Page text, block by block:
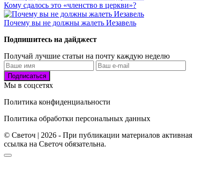
Кому сдалось это «членство в церкви»?
Почему вы не должны жалеть Иезавель
Подпишитесь на дайджест
Получай лучшие статьи на почту каждую неделю
Подписаться
Мы в соцсетях
Политика конфиденциальности
Политика обработки персональных данных
© Светоч | 2026 - При публикации материалов активная
ссылка на Светоч обязательна.